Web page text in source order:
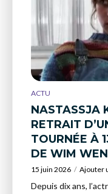
ACTU
NASTASSJA
RETRAIT
TOURNÉE À
DE WIM
15 juin 2026 Ajouter
Depuis dix ans,